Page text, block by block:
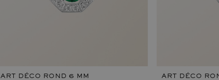
ART DÉCO ROND 6 MM ART DÉCO